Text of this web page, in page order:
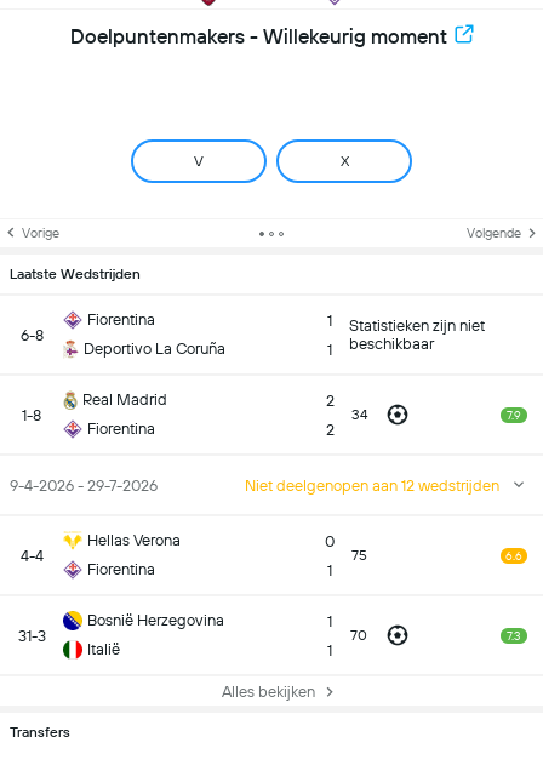
Doelpuntenmakers - Willekeurig moment
V X
Vorige Volgende
Laatste Wedstrijden
6-8
Fiorentina
Deportivo La Coruña
1
1
Statistieken zijn niet
beschikbaar
1-8
Real Madrid
Fiorentina
2
2
34 7.9
9-4-2026 - 29-7-2026 Niet deelgenopen aan 12 wedstrijden
4-4
Hellas Verona
Fiorentina
0
1
75 6.6
31-3
Bosnië Herzegovina
Italië
1
1
70 7.3
Alles bekijken
Transfers